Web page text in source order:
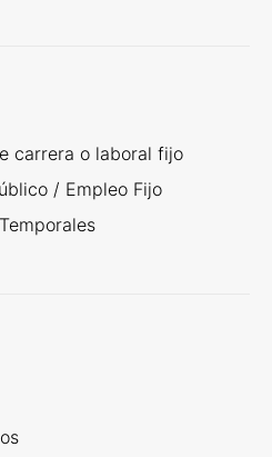
carrera o laboral fijo
/ Empleo Fijo